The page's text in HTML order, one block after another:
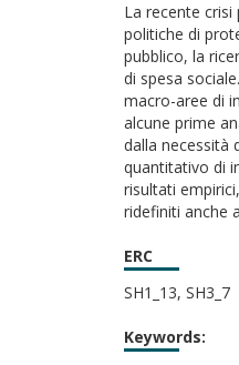
La recente
politiche di
pubblico, la
di spesa
macro-aree di
alcune prime
dalla necessità
quantitativo di
risultati
ridefiniti anche
ERC
SH1_13, SH3_7
Keywords: